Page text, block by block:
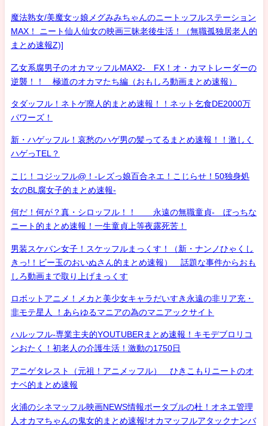
魔法熟女/美魔女ッ娘メグみみちゃんのニートッフルステーション
MAX！ ニート仙人仙女の映画三昧老後生活！（無職孤独居老人的
まとめ速報Z)]
乙女系腐男子のオカマッフルMAX2- FX！オ・カマトレーダーの
逆襲！！ 極道のオカマたち編（おもしろ動画まとめ速報）
タダッフル！ネトゲ廃人的まとめ速報！！ネット乞食DE2000万
パワーズ！
新・ハゲッフル！哀愁のハゲ男の髪ってるまとめ速報！！激しく
ハゲっTEL？
こじ！コジッフル@！-レズっ娘百合ネエ！こじらせ！50独身処
女のBL腐女子的まとめ速報-
何だ！何が？真・シロッフル！！ 永遠の無職童貞- ぼっちな
ニート的まとめ速報！一生童貞上等夜露死苦！
男装スケバン女子！スケッフルまっくす！（新・ナンノひゃくし
きっ!！ビー玉のおいぬさん的まとめ速報） 話題な事件からおも
しろ動画まで取り上げまっくす
ロボットアニメ！メカと美少女キャラだいすき永遠の非リア充・
非モテ星人 ！あらゆるマニアの為のマニアックサイト
ハルッフル-専業主夫的YOUTUBERまとめ速報！キモデブロリコ
ンおたく！初老人の介護生活！激動の1750日
アニゲタレスト（元祖！アニメッフル） ひきこもりニートのオ
ナベ的まとめ速報
火浦のシネマッフル映画NEWS情報ポータブルの杜！オネエ管理
人オカマちゃんの鬼女的まとめ速報!オカマッフルアタックナンバ